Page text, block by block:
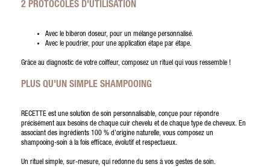
2 PROTOCOLES D'UTILISATION
Avec le biberon doseur, pour un mélange personnalisé.
Avec le poudrier, pour une application étape par étape.
Grâce au diagnostic de votre coiffeur, composez un rituel qui vous ressemble !
PLUS QU'UN SIMPLE SHAMPOOING
RECETTE est une solution de soin personnalisable, conçue pour répondre
précisément aux besoins de chaque cuir chevelu et de chaque type de cheveux. En
associant des ingrédients 100 % d’origine naturelle, vous composez un
shampooing-soin à la fois efficace, évolutif et respectueux.
Un rituel simple, sur-mesure, qui redonne du sens à vos gestes de soin.